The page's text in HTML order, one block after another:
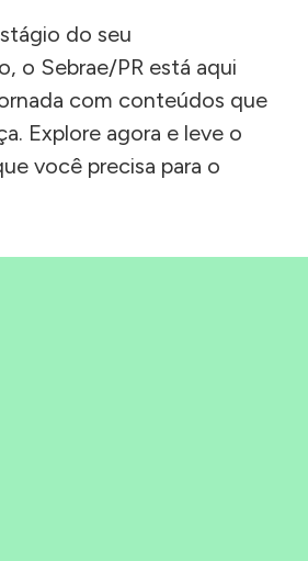
do seu
o Sebrae/PR está aqui
com conteúdos que
Explore agora e leve o
você precisa para o